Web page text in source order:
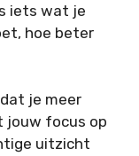
iets wat je
hoe beter
je meer
jouw focus op
uitzicht